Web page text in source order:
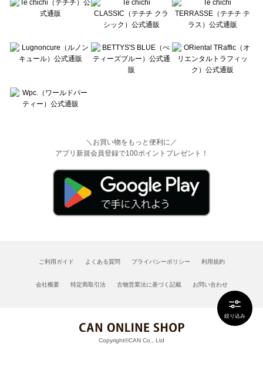
絞り込み
＼お買い物をもっと便利に／
アプリ新規会員登録で100ポイントプレゼント！
ご利用ガイド よくある質問 プライバシーポリシー 利用規約
会社概要 特定商取引法 古物営業法に基づく記載 お問い合わせ
Copyright©CAN Co., Ltd